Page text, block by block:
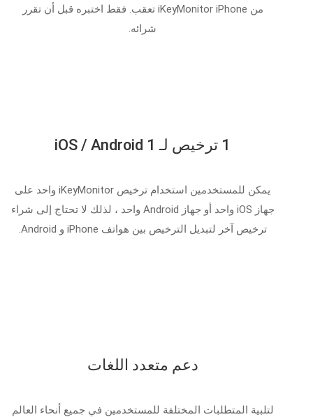
من iKeyMonitor iPhone تعقب. فقط اختبره قبل أن تقرر
شرائه.
1 ترخيص لـ 1 iOS / Android
يمكن للمستخدمين استخدام ترخيص iKeyMonitor واحد على
جهاز iOS واحد أو جهاز Android واحد ، لذلك لا تحتاج إلى شراء
ترخيص آخر لتبديل الترخيص بين هواتف iPhone و Android.
دعم متعدد اللغات
لتلبية المتطلبات المختلفة للمستخدمين في جميع أنحاء العالم